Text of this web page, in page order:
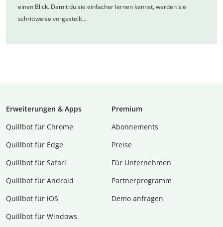
einen Blick. Damit du sie einfacher lernen kannst, werden sie
schrittweise vorgestellt…
Erweiterungen & Apps
Quillbot für Chrome
Quillbot für Edge
Quillbot für Safari
Quillbot für Android
Quillbot für iOS
Quillbot für Windows
Premium
Abon­ne­ments
Preise
Für Unternehmen
Partnerprogramm
Demo anfragen